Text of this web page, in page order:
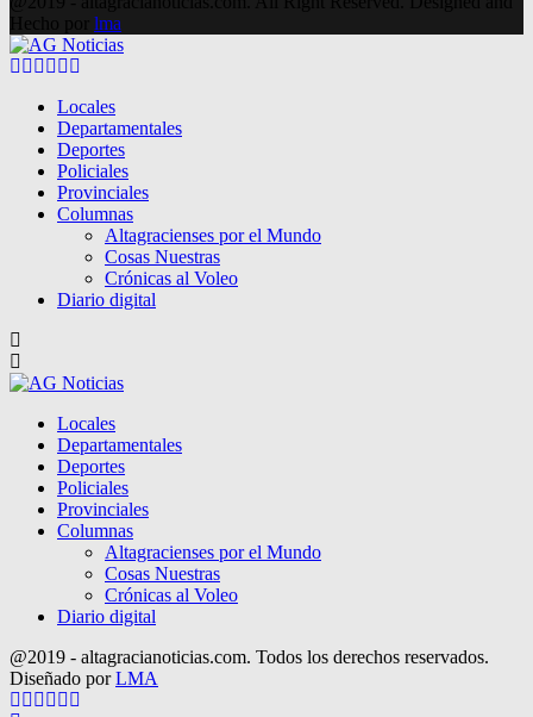
Hecho por lma
Facebook
Twitter
Instagram
Pinterest
Google
Locales
Departamentales
Deportes
Policiales
Provinciales
Columnas
Altagracienses por el Mundo
Cosas Nuestras
Crónicas al Voleo
Diario digital
Locales
Departamentales
Deportes
Policiales
Provinciales
Columnas
Altagracienses por el Mundo
Cosas Nuestras
Crónicas al Voleo
Diario digital
@2019 - altagracianoticias.com. Todos los derechos reservados.
Diseñado porLMA
Facebook
Twitter
Instagram
Pinterest
Google